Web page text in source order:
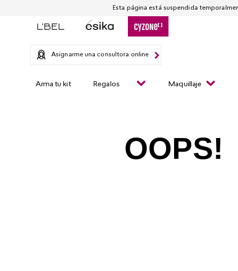
Asignarme una consultora online
Arma tu kit Regalos Maquillaje
OOPS!